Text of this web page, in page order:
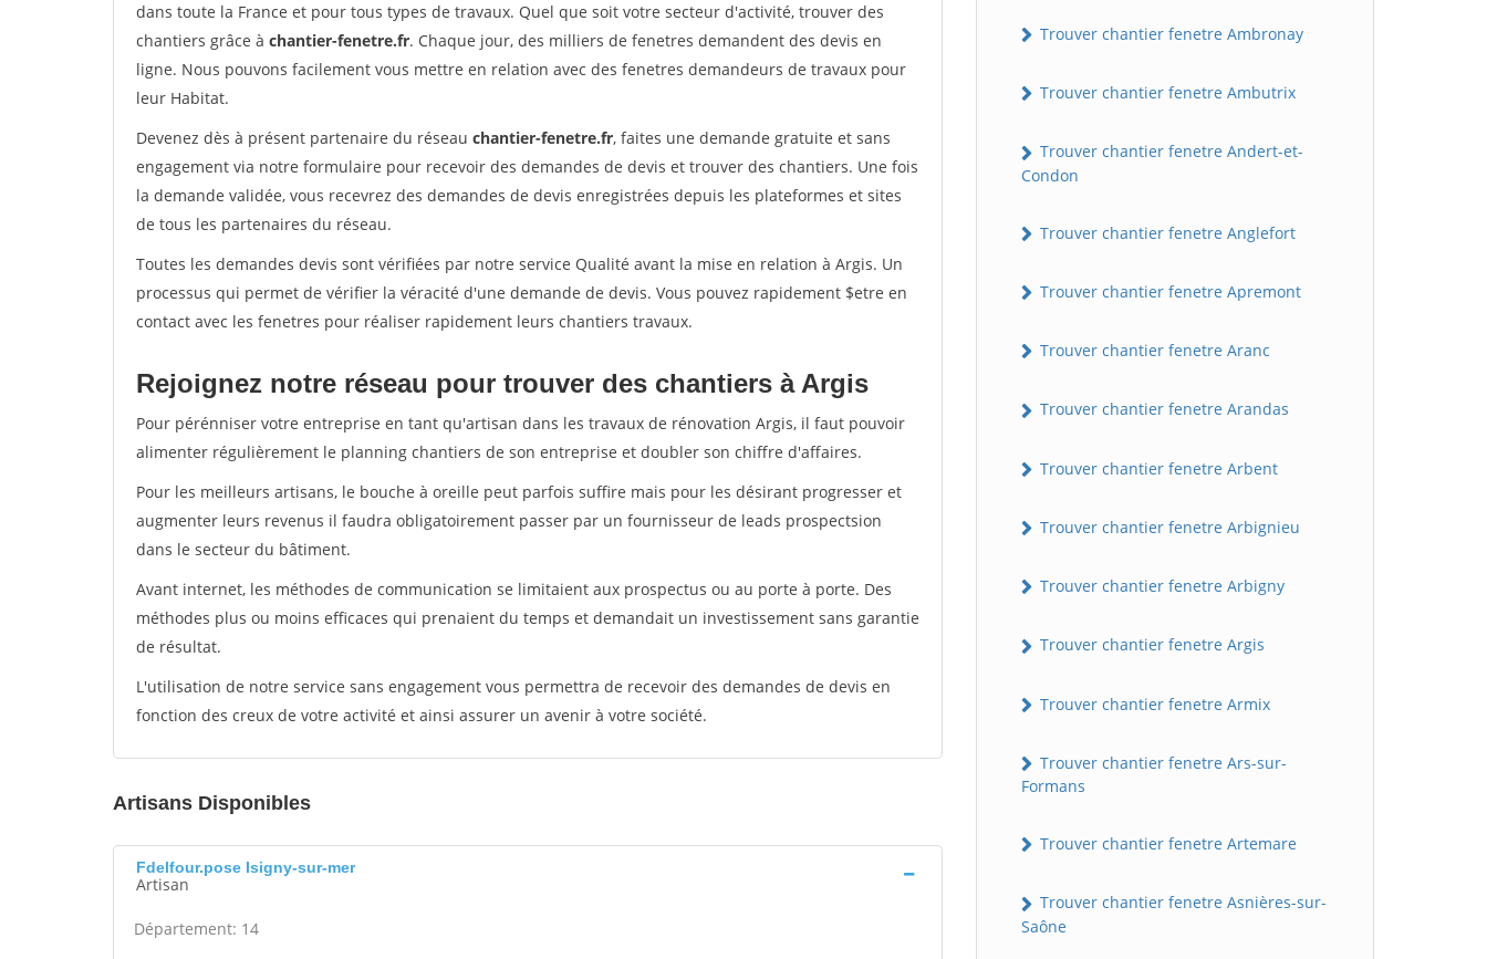
dans toute la France et pour tous types de travaux. Quel que soit votre secteur d'activité, trouver des
chantiers grâce à chantier-fenetre.fr. Chaque jour, des milliers de fenetres demandent des devis en
ligne. Nous pouvons facilement vous mettre en relation avec des fenetres demandeurs de travaux pour
leur Habitat.
Devenez dès à présent partenaire du réseau chantier-fenetre.fr, faites une demande gratuite et sans
engagement via notre formulaire pour recevoir des demandes de devis et trouver des chantiers. Une fois
la demande validée, vous recevrez des demandes de devis enregistrées depuis les plateformes et sites
de tous les partenaires du réseau.
Toutes les demandes devis sont vérifiées par notre service Qualité avant la mise en relation à Argis. Un
processus qui permet de vérifier la véracité d'une demande de devis. Vous pouvez rapidement $etre en
contact avec les fenetres pour réaliser rapidement leurs chantiers travaux.
Rejoignez notre réseau pour trouver des chantiers à Argis
Pour pérénniser votre entreprise en tant qu'artisan dans les travaux de rénovation Argis, il faut pouvoir
alimenter régulièrement le planning chantiers de son entreprise et doubler son chiffre d'affaires.
Pour les meilleurs artisans, le bouche à oreille peut parfois suffire mais pour les désirant progresser et
augmenter leurs revenus il faudra obligatoirement passer par un fournisseur de leads prospectsion
dans le secteur du bâtiment.
Avant internet, les méthodes de communication se limitaient aux prospectus ou au porte à porte. Des
méthodes plus ou moins efficaces qui prenaient du temps et demandait un investissement sans garantie
de résultat.
L'utilisation de notre service sans engagement vous permettra de recevoir des demandes de devis en
fonction des creux de votre activité et ainsi assurer un avenir à votre société.
Artisans Disponibles
Fdelfour.pose Isigny-sur-mer
Artisan
Département: 14
Trouver chantier fenetre Ambronay
Trouver chantier fenetre Ambutrix
Trouver chantier fenetre Andert-et-
Condon
Trouver chantier fenetre Anglefort
Trouver chantier fenetre Apremont
Trouver chantier fenetre Aranc
Trouver chantier fenetre Arandas
Trouver chantier fenetre Arbent
Trouver chantier fenetre Arbignieu
Trouver chantier fenetre Arbigny
Trouver chantier fenetre Argis
Trouver chantier fenetre Armix
Trouver chantier fenetre Ars-sur-
Formans
Trouver chantier fenetre Artemare
Trouver chantier fenetre Asnières-sur-
Saône